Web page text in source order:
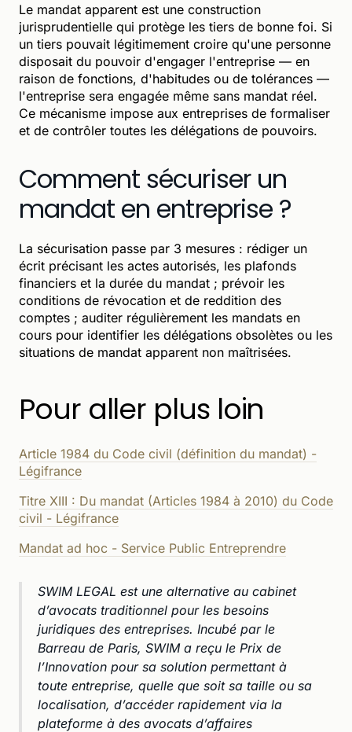
Le mandat apparent est une construction
jurisprudentielle qui protège les tiers de bonne foi. Si
un tiers pouvait légitimement croire qu'une personne
disposait du pouvoir d'engager l'entreprise — en
raison de fonctions, d'habitudes ou de tolérances —
l'entreprise sera engagée même sans mandat réel.
Ce mécanisme impose aux entreprises de formaliser
et de contrôler toutes les délégations de pouvoirs.
Comment sécuriser un
mandat en entreprise ?
La sécurisation passe par 3 mesures : rédiger un
écrit précisant les actes autorisés, les plafonds
financiers et la durée du mandat ; prévoir les
conditions de révocation et de reddition des
comptes ; auditer régulièrement les mandats en
cours pour identifier les délégations obsolètes ou les
situations de mandat apparent non maîtrisées.
Pour aller plus loin
Article 1984 du Code civil (définition du mandat) -
Légifrance
Titre XIII : Du mandat (Articles 1984 à 2010) du Code
civil - Légifrance
Mandat ad hoc - Service Public Entreprendre
SWIM LEGAL est une alternative au cabinet
d’avocats traditionnel pour les besoins
juridiques des entreprises. Incubé par le
Barreau de Paris, SWIM a reçu le Prix de
l’Innovation pour sa solution permettant à
toute entreprise, quelle que soit sa taille ou sa
localisation, d’accéder rapidement via la
plateforme à des avocats d’affaires